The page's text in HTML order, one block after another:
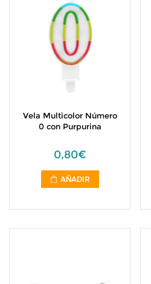
Vela Multicolor Número
0 con Purpurina
0,80€
AÑADIR